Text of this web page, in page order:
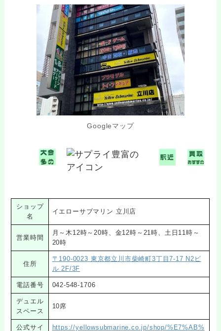
Googleマップ
ショップ
名
イエローサブマリン 立川店
営業時間
月～木12時～20時、金12時～21時、土日11時～
20時
住所
〒190-0023 東京都立川市柴崎町3丁目7-17 N2ビ
ル 2F/3F
電話番号 042-548-1706
デュエル
スペース
10席
公式サイ
https://yellowsubmarine.co.jp/shop/%E7%AB%